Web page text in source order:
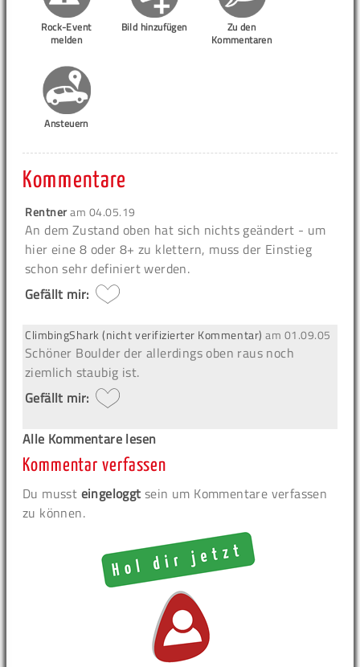
Rock-Event
melden
Bild hinzufügen
Zu den
Kommentaren
Ansteuern
Kommentare
Rentneram 04.05.19
An dem Zustand oben hat sich nichts geändert - um
hier eine 8 oder 8+ zu klettern, muss der Einstieg
schon sehr definiert werden.
Gefällt mir:
ClimbingShark (nicht verifizierter Kommentar) am 01.09.05
Schöner Boulder der allerdings oben raus noch
ziemlich staubig ist.
Gefällt mir:
Alle Kommentare lesen
Kommentar verfassen
Du musst eingeloggt sein um Kommentare verfassen
zu können.